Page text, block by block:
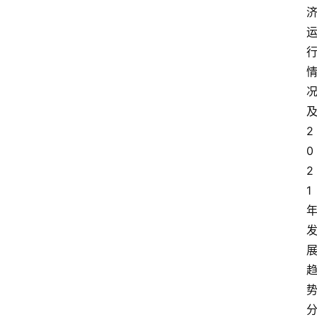
济
运
行
情
况
及
2
0
2
1
年
发
展
趋
势
分